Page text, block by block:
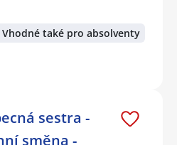
Vhodné také pro absolventy
sestra -
směna -